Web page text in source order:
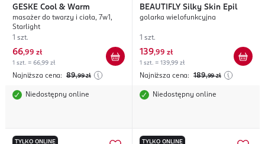
GESKE Cool & Warm
masażer do twarzy i ciała, 7w1,
Starlight
1 szt.
66,99 zł
1 szt. = 66,99 zł
Najniższa cena: 89,99 zł
Niedostępny online
BEAUTIFLY Silky Skin Epil
golarka wielofunkcyjna
1 szt.
139,99 zł
1 szt. = 139,99 zł
Najniższa cena: 189,99 zł
Niedostępny online
TYLKO ONLINE TYLKO ONLINE